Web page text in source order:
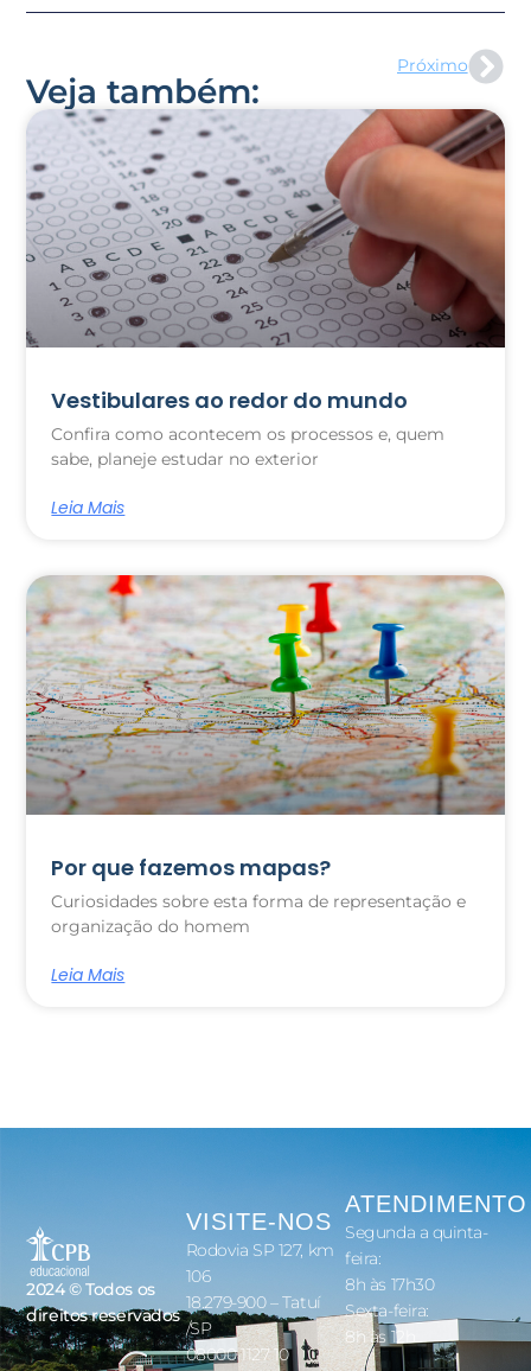
Próximo
Veja também:
Vestibulares ao redor do mundo
Confira como acontecem os processos e, quem
sabe, planeje estudar no exterior
Leia Mais
Por que fazemos mapas?
Curiosidades sobre esta forma de representação e
organização do homem
Leia Mais
2024 © Todos os
direitos reservados
VISITE-NOS
Rodovia SP 127, km
106
18.279-900 – Tatuí
/SP
08000 1127 10
ATENDIMENTO
Segunda a quinta-
feira:
8h às 17h30
Sexta-feira:
8h às 12h